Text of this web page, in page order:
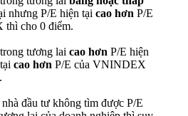
nhưng P/E hiện tại cao hơn P/E
cho 0 điểm.
tương lai cao hơn P/E hiện
cao hơn P/E của VNINDEX
đầu tư không tìm được P/E